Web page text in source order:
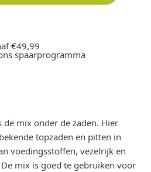
€49,99
spaarprogramma
de mix onder de zaden. Hier
topzaden en pitten in
voedingsstoffen, vezelrijk en
mix is goed te gebruiken voor